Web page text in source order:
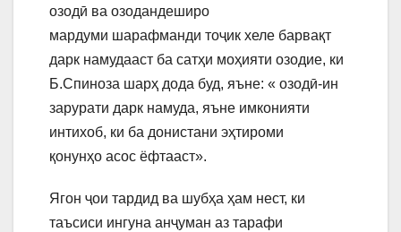
озодӣ ва озодандеширо
мардуми шарафманди тоҷик хеле барвақт
дарк намудааст ба сатҳи моҳияти озодие, ки
Б.Спиноза шарҳ дода буд, яъне: « озодӣ-ин
зарурати дарк намуда, яъне имконияти
интихоб, ки ба донистани эҳтироми
қонунҳо асос ёфтааст».
Ягон ҷои тардид ва шубҳа ҳам нест, ки
таъсиси ингуна анҷуман аз тарафи